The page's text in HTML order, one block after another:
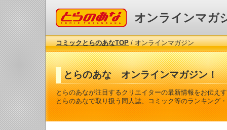
コミックとらのあな オンラインマガ
コミックとらのあなTOP/ オンラインマガジン
とらのあな オンラインマガジン！
とらのあなが注目するクリエイターの最新情報をお伝え
とらのあなで取り扱う同人誌、コミック等のランキング